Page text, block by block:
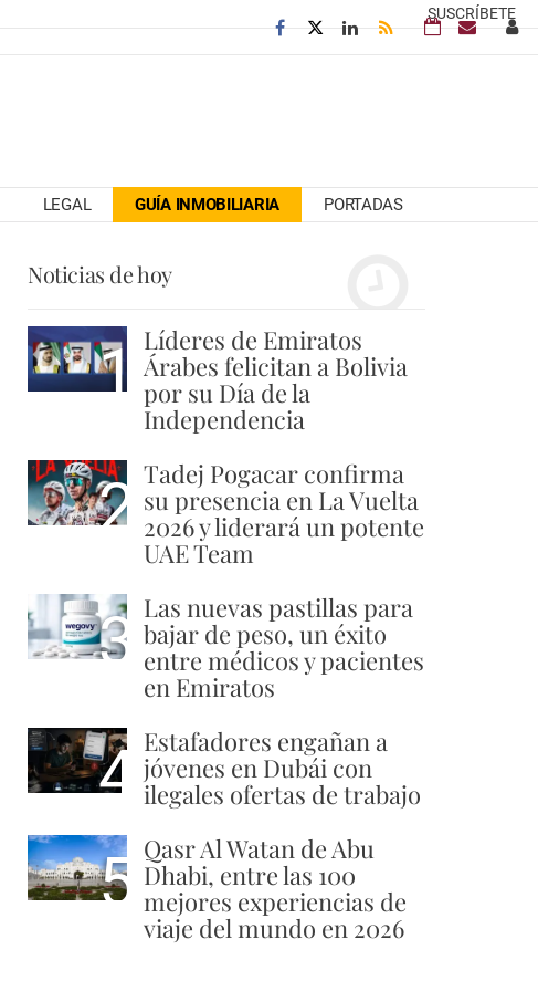
SUSCRÍBETE
LEGAL GUÍA INMOBILIARIA PORTADAS
Noticias de hoy
1 Líderes de Emiratos
Árabes felicitan a Bolivia
por su Día de la
Independencia
2 Tadej Pogacar confirma
su presencia en La Vuelta
2026 y liderará un potente
UAE Team
3 Las nuevas pastillas para
bajar de peso, un éxito
entre médicos y pacientes
en Emiratos
4 Estafadores engañan a
jóvenes en Dubái con
ilegales ofertas de trabajo
5 Qasr Al Watan de Abu
Dhabi, entre las 100
mejores experiencias de
viaje del mundo en 2026